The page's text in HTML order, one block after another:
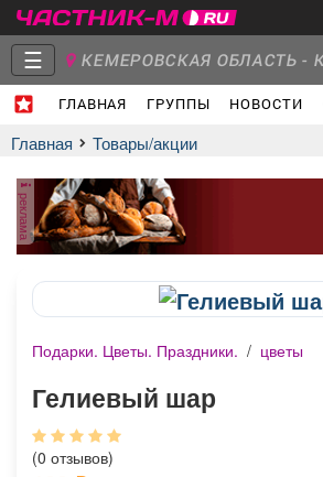
☰ КЕМЕРОВСКАЯ ОБЛАСТЬ -
ГЛАВНАЯ ГРУППЫ НОВОСТИ
Главная
Объявления Недвижимость
Главная Товары/акции
реклама
Подарки. Цветы. Праздники. / цветы
Гелиевый шар
(0 отзывов)